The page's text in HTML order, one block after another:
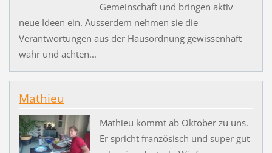
Gemeinschaft und bringen aktiv
neue Ideen ein. Ausserdem nehmen sie die
Verantwortungen aus der Hausordnung gewissenhaft
wahr und achten...
Mathieu
Mathieu kommt ab Oktober zu uns.
Er spricht französisch und super gut